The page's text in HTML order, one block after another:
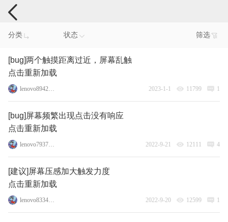
手机反馈
分类 状态 筛选
[bug]两个触摸距离过近，屏幕乱触
点击重新加载
lenovo89425657 2023-1-1 11799 1
[bug]屏幕频繁出现点击没有响应
点击重新加载
lenovo79377019 2022-9-21 12111 4
[建议]屏幕压感加大触发力度
点击重新加载
lenovo83340044 2022-9-20 12599 1